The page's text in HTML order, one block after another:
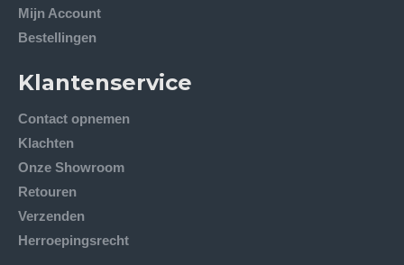
Mijn Account
Bestellingen
Klantenservice
Contact opnemen
Klachten
Onze Showroom
Retouren
Verzenden
Herroepingsrecht